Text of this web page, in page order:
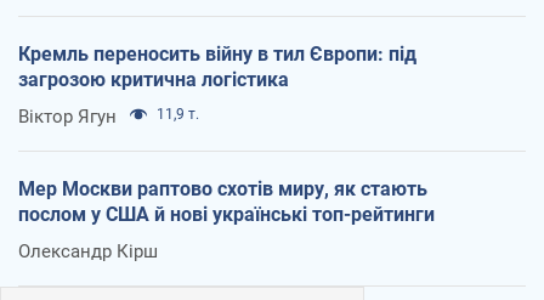
Кремль переносить війну в тил Європи: під
загрозою критична логістика
Віктор Ягун 11,9 т.
Мер Москви раптово схотів миру, як стають
послом у США й нові українські топ-рейтинги
Олександр Кірш